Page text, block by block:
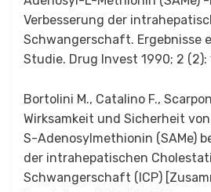
Verbesserung der
Schwangerschaft. Ergebnisse
Studie. Drug Invest 1990; 2 (2):
Bortolini M., Catalino F.,
Wirksamkeit und Sicherheit
S-Adenosylmethionin (SAMe)
der intrahepatischen
Schwangerschaft (ICP)